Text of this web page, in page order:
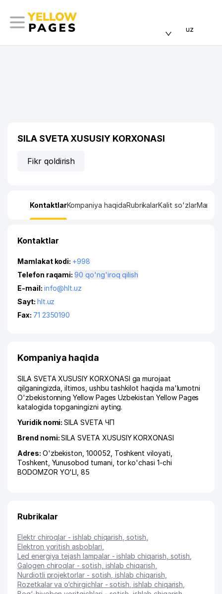
uz
SILA SVETA XUSUSIY KORXONASI
Fikr qoldirish
KontaktlarKompaniya haqidaRubrikalarKalit so'zlarManzil
Kontaktlar
Mamlakat kodi: +998
Telefon raqami:
90 qo'ng'iroq qilish
E-mail: info@hlt.uz
Sayt: hlt.uz
Fax: 71 2350190
Kompaniya haqida
SILA SVETA XUSUSIY KORXONASI ga murojaat
qilganingizda, iltimos, ushbu tashkilot haqida ma'lumotni
O'zbekistonning Yellow Pages Uzbekistan Yellow Pages
katalogida topganingizni ayting.
Yuridik nomi:SILA SVETA ЧП
Brend nomi:SILA SVETA XUSUSIY KORXONASI
Adres: O'zbekiston, 100052, Toshkent viloyati
Toshkent Yunusobod tumani tor ko'chasi 1-chi
BODOMZOR YO'LI , 85
Rubrikalar
Elektr chiroqlar - ishlab chiqarish, sotish
Elektron yoritish asboblari
Led energiya tejash lampalar - ishlab chiqarish, sotish
Galogen chiroqlar - sotish, ishlab chiqarish
Nurdiotli projektorlar - sotish, ishlab chiqarish
Rozetkalar va o‘chirgichlar - sotish, ishlab chiqarish